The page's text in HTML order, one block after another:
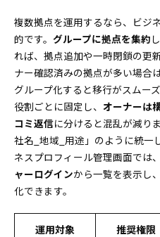
複数拠点を運用するなら、ビジ
的です。 グループに拠点を集約
れば、拠点追加や一時閉鎖の更
ナー確認済みの拠点が多い場合は
グループ化すると移行がスムー
役割ごとに固定し、 オーナーは
コミ返信に分けると混乱が減り
社名_地域_用途」のように統一
ネスプロフィール管理画面では、
ャーログインから一覧を表示し
化できます。
運用対象 推奨権限